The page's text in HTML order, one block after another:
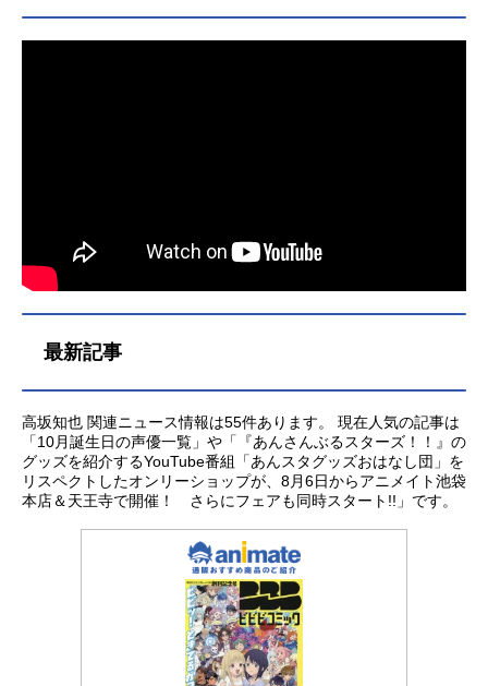
ファイターズトライ放送形態TVアニ
メシリーズガンダムビルドファイタ
最新記事
高坂知也 関連ニュース情報は55件あります。 現在人気の記事は
「10月誕生日の声優一覧」や「『あんさんぶるスターズ！！』の
グッズを紹介するYouTube番組「あんスタグッズおはなし団」を
リスペクトしたオンリーショップが、8月6日からアニメイト池袋
本店＆天王寺で開催！ さらにフェアも同時スタート!!」です。